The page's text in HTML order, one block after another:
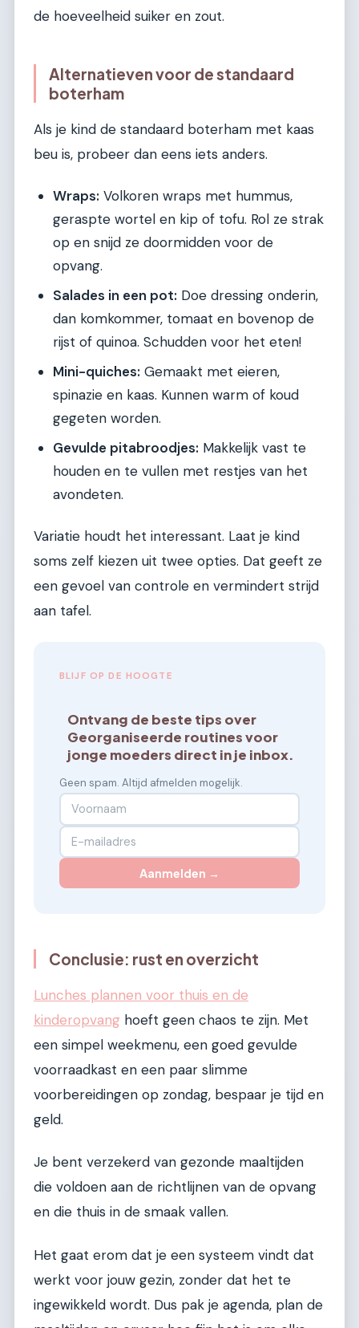
de hoeveelheid suiker en zout.
Alternatieven voor de standaard
boterham
Als je kind de standaard boterham met kaas
beu is, probeer dan eens iets anders.
Wraps: Volkoren wraps met hummus,
geraspte wortel en kip of tofu. Rol ze strak
op en snijd ze doormidden voor de
opvang.
Salades in een pot: Doe dressing onderin,
dan komkommer, tomaat en bovenop de
rijst of quinoa. Schudden voor het eten!
Mini-quiches: Gemaakt met eieren,
spinazie en kaas. Kunnen warm of koud
gegeten worden.
Gevulde pitabroodjes: Makkelijk vast te
houden en te vullen met restjes van het
avondeten.
Variatie houdt het interessant. Laat je kind
soms zelf kiezen uit twee opties. Dat geeft ze
een gevoel van controle en vermindert strijd
aan tafel.
BLIJF OP DE HOOGTE
Ontvang de beste tips over
Georganiseerde routines voor
jonge moeders direct in je inbox.
Geen spam. Altijd afmelden mogelijk.
Aanmelden →
Conclusie: rust en overzicht
Lunches plannen voor thuis en de
kinderopvang hoeft geen chaos te zijn. Met
een simpel weekmenu, een goed gevulde
voorraadkast en een paar slimme
voorbereidingen op zondag, bespaar je tijd en
geld.
Je bent verzekerd van gezonde maaltijden
die voldoen aan de richtlijnen van de opvang
en die thuis in de smaak vallen.
Het gaat erom dat je een systeem vindt dat
werkt voor jouw gezin, zonder dat het te
ingewikkeld wordt. Dus pak je agenda, plan de